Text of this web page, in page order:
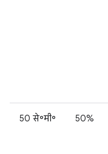
50 से॰मी॰ 50%